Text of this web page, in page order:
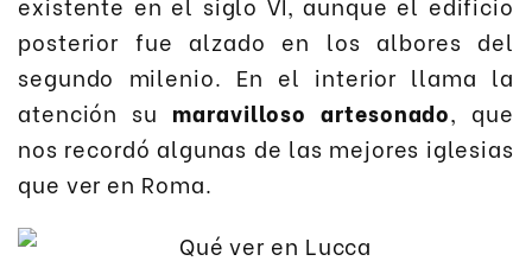
posterior fue alzado en los albores del
segundo milenio. En el interior llama la
atención su maravilloso artesonado, que
nos recordó algunas de las mejores iglesias
que ver en Roma.